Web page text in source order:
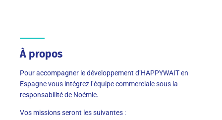
À propos
Pour accompagner le développement d’HAPPYWAIT en
Espagne vous intégrez l’équipe commerciale sous la
responsabilité de Noémie.
Vos missions seront les suivantes :